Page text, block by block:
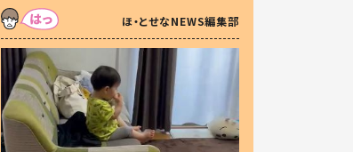
た本音とは
ほ・とせなNEWS編集部